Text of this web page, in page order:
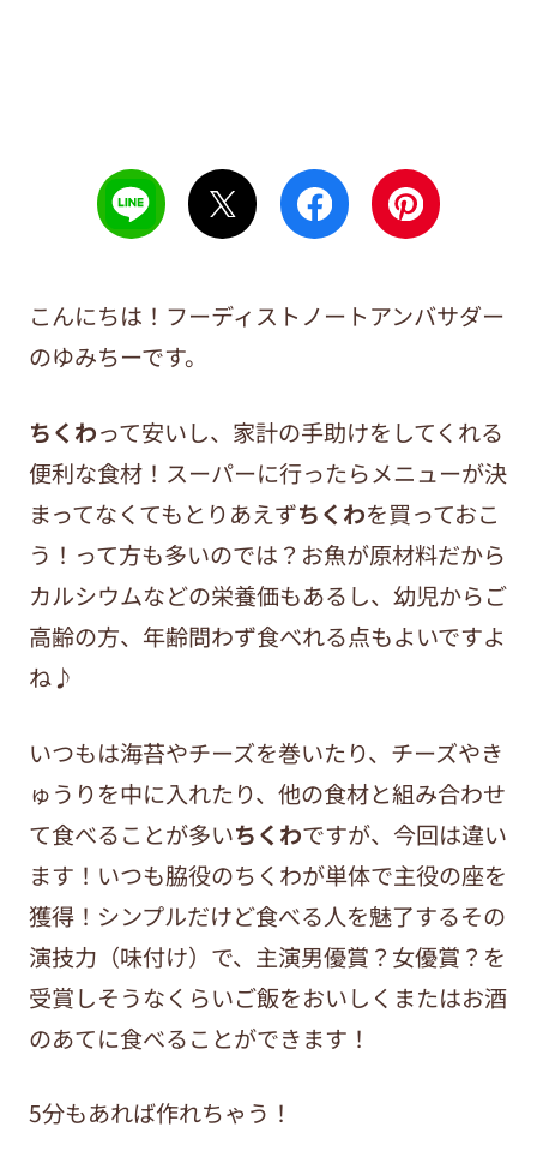
こんにちは！フーディストノートアンバサダー
のゆみちーです。
ちくわって安いし、家計の手助けをしてくれる
便利な食材！スーパーに行ったらメニューが決
まってなくてもとりあえずちくわを買っておこ
う！って方も多いのでは？お魚が原材料だから
カルシウムなどの栄養価もあるし、幼児からご
高齢の方、年齢問わず食べれる点もよいですよ
ね♪
いつもは海苔やチーズを巻いたり、チーズやき
ゅうりを中に入れたり、他の食材と組み合わせ
て食べることが多いちくわですが、今回は違い
ます！いつも脇役のちくわが単体で主役の座を
獲得！シンプルだけど食べる人を魅了するその
演技力（味付け）で、主演男優賞？女優賞？を
受賞しそうなくらいご飯をおいしくまたはお酒
のあてに食べることができます！
5分もあれば作れちゃう！